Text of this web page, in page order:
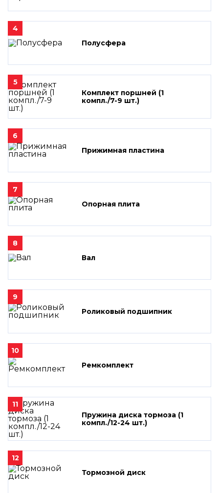
4
Полусфера
5
Комплект поршней (1
компл./7-9 шт.)
6
Прижимная пластина
7
Опорная плита
8
Вал
9
Роликовый подшипник
10
Ремкомплект
11
Пружина диска тормоза (1
компл./12-24 шт.)
12
Тормозной диск